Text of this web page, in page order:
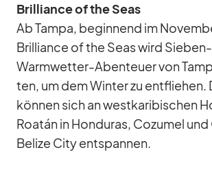
Bril­li­ance of the Seas
Ab Tampa, be­gin­nend im
Bril­li­ance of the Seas wird
Warm­wet­ter-Aben­teuer von
ten, um dem Win­ter zu ent­flie­hen.
kön­nen sich an west­ka­ri­bi­schen
Roa­tán in Hon­du­ras, Co­zu­mel
Be­lize City ent­span­nen.